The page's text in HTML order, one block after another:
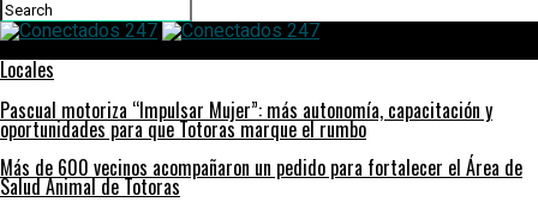
Locales
Pascual motoriza “Impulsar Mujer”: más autonomía, capacitación y
oportunidades para que Totoras marque el rumbo
Más de 600 vecinos acompañaron un pedido para fortalecer el Área de
Salud Animal de Totoras